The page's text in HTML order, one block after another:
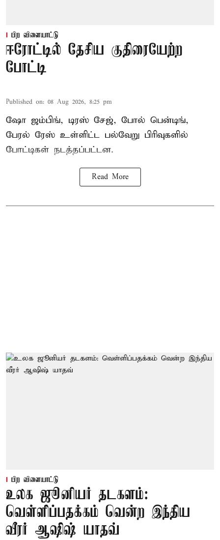
பிற விளையாட்டு
ஈரோட்டில் தேசிய குதிரையேற்ற
போட்டி
Published on: 08 Aug 2026, 8:25 pm
ஷோ ஜம்பிங், டிரஸ் சேஜ், போல் பென்டிங்,
பேரல் ரேஸ் உள்ளிட்ட பல்வேறு பிரிவுகளில்
போட்டிகள் நடத்தப்பட்டன.
Read More
பிற விளையாட்டு
உலக ஜூனியர் தடகளம்:
வெள்ளிப்பதக்கம் வென்ற இந்திய
வீரர் ஆஷிஷ் யாதவ்